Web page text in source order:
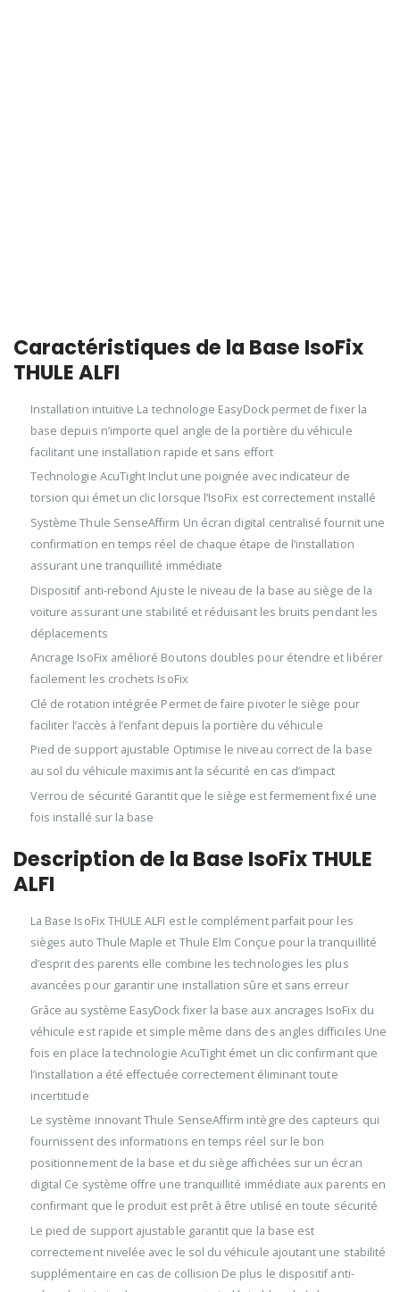
Caractéristiques de la Base IsoFix
THULE ALFI
Installation intuitive La technologie EasyDock permet de fixer la
base depuis n’importe quel angle de la portière du véhicule
facilitant une installation rapide et sans effort
Technologie AcuTight Inclut une poignée avec indicateur de
torsion qui émet un clic lorsque l’IsoFix est correctement installé
Système Thule SenseAffirm Un écran digital centralisé fournit une
confirmation en temps réel de chaque étape de l’installation
assurant une tranquillité immédiate
Dispositif anti-rebond Ajuste le niveau de la base au siège de la
voiture assurant une stabilité et réduisant les bruits pendant les
déplacements
Ancrage IsoFix amélioré Boutons doubles pour étendre et libérer
facilement les crochets IsoFix
Clé de rotation intégrée Permet de faire pivoter le siège pour
faciliter l’accès à l’enfant depuis la portière du véhicule
Pied de support ajustable Optimise le niveau correct de la base
au sol du véhicule maximisant la sécurité en cas d’impact
Verrou de sécurité Garantit que le siège est fermement fixé une
fois installé sur la base
Description de la Base IsoFix THULE
ALFI
La Base IsoFix THULE ALFI est le complément parfait pour les
sièges auto Thule Maple et Thule Elm Conçue pour la tranquillité
d’esprit des parents elle combine les technologies les plus
avancées pour garantir une installation sûre et sans erreur
Grâce au système EasyDock fixer la base aux ancrages IsoFix du
véhicule est rapide et simple même dans des angles difficiles Une
fois en place la technologie AcuTight émet un clic confirmant que
l’installation a été effectuée correctement éliminant toute
incertitude
Le système innovant Thule SenseAffirm intègre des capteurs qui
fournissent des informations en temps réel sur le bon
positionnement de la base et du siège affichées sur un écran
digital Ce système offre une tranquillité immédiate aux parents en
confirmant que le produit est prêt à être utilisé en toute sécurité
Le pied de support ajustable garantit que la base est
correctement nivelée avec le sol du véhicule ajoutant une stabilité
supplémentaire en cas de collision De plus le dispositif anti-